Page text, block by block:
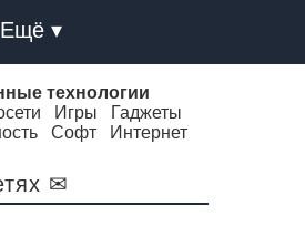
Ещё ▾
технологии
Игры
Гаджеты
Софт Интернет
✉